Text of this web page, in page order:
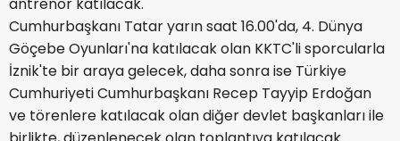
antrenör katılacak.
Cumhurbaşkanı Tatar yarın saat 16.00'da, 4. Dünya
Göçebe Oyunları'na katılacak olan KKTC'li sporcularla
İznik'te bir araya gelecek, daha sonra ise Türkiye
Cumhuriyeti Cumhurbaşkanı Recep Tayyip Erdoğan
ve törenlere katılacak olan diğer devlet başkanları ile